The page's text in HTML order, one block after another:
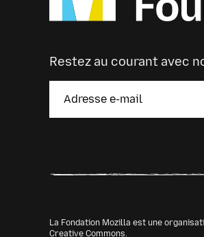
Restez au courant avec
La Fondation Mozilla est une
Creative Commons